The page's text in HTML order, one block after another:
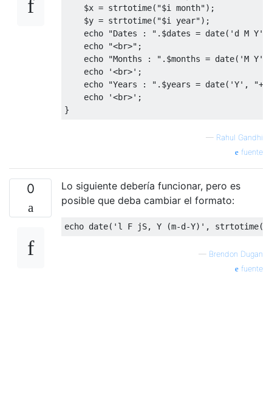
    $x = strtotime(
"$i month");
    $y = strtotime(
"$i year");
echo
"Dates : " .$dates = date( 'd M Y'
echo
"<br>" ;
echo
"Months : " .$months = date( 'M Y'
echo
'<br>' ;
echo
"Years : " .$years = date( 'Y' , "+
echo
'<br>' ;
— Rahul Gandhi
fuente
0
Lo siguiente debería funcionar, pero es
posible que deba cambiar el formato:
echo date( 'l F jS, Y (m-d-Y)' , strtotime(
— Brendon Dugan
fuente